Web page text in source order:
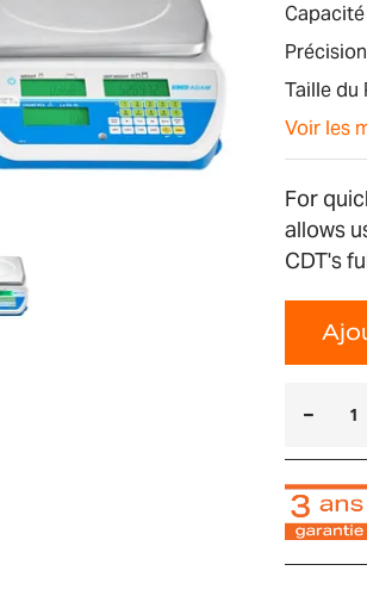
Capacité
Précision
Taille du
Voir les
For
allows
CDT's